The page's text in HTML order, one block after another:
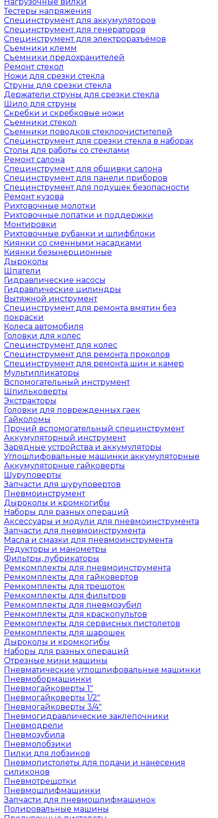
Тестеры напряжения
Специнструмент для аккумуляторов
Специнструмент для генераторов
Специнструмент для электроразъёмов
Съемники клемм
Съемники предохранителей
Ремонт стекол
Ножи для срезки стекла
Струны для срезки стекла
Держатели струны для срезки стекла
Шило для струны
Скребки и скребковые ножи
Съемники стекол
Съемники поводков стеклоочистителей
Специнструмент для срезки стекла в наборах
Столы для работы со стеклами
Ремонт салона
Специнструмент для обшивки салона
Специнструмент для панели приборов
Специнструмент для подушек безопасности
Ремонт кузова
Рихтовочные молотки
Рихтовочные лопатки и поддержки
Монтировки
Рихтовочные рубанки и шлифблоки
Киянки со сменными насадками
Киянки безынерционные
Дыроколы
Шпатели
Гидравлические насосы
Гидравлические цилиндры
Вытяжной инструмент
Специнструмент для ремонта вмятин без
покраски
Колеса автомобиля
Головки для колес
Специнструмент для колес
Специнструмент для ремонта проколов
Специнструмент для ремонта шин и камер
Мультипликаторы
Вспомогательный инструмент
Шпильковерты
Экстракторы
Головки для поврежденных гаек
Гайколомы
Прочий вспомогательный специнструмент
Аккумуляторный инструмент
Зарядные устройства и аккумуляторы
Углошлифовальные машинки аккумуляторные
Аккумуляторные гайковерты
Шуруповерты
Запчасти для шуруповертов
Пневмоинструмент
Дыроколы и кромкогибы
Наборы для разных операций
Аксессуары и модули для пневмоинструмента
Запчасти для пневмоинструмента
Масла и смазки для пневмоинструмента
Редукторы и манометры
Фильтры, лубрикаторы
Ремкомплекты для пневмоинструмента
Ремкомплекты для гайковертов
Ремкомплекты для трещоток
Ремкомплекты для фильтров
Ремкомплекты для пневмозубил
Ремкомплекты для краскопультов
Ремкомплекты для сервисных пистолетов
Ремкомплекты для шарошек
Дыроколы и кромкогибы
Наборы для разных операций
Отрезные мини машины
Пневматические углошлифовальные машинки
Пневмобормашинки
Пневмогайковерты 1"
Пневмогайковерты 1/2"
Пневмогайковерты 3/4"
Пневмогидравлические заклепочники
Пневмодрели
Пневмозубила
Пневмолобзики
Пилки для лобзиков
Пневмопистолеты для подачи и нанесения
силиконов
Пневмотрещотки
Пневмошлифмашинки
Запчасти для пневмошлифмашинок
Полировальные машины